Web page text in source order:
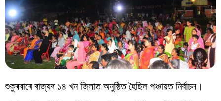
শুকুৰবাৰে ৰাজ্যৰ ১৪ খন জিলাত অনুষ্ঠিত হৈছিল পঞ্চায়ত নিৰ্বাচন।